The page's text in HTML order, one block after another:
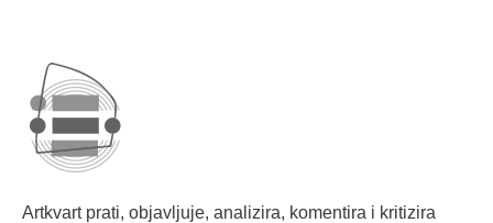
Artkvart prati, objavljuje, analizira, komentira i kritizira